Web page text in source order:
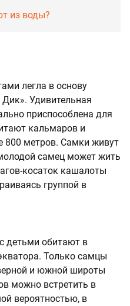
из воды?
легла в основу
Удивительная
приспособлена для
кальмаров и
800 метров. Самки живут
самец может жить
косаток кашалоты
группой в
детьми обитают в
Только самцы
и южной широты
можно встретить в
вероятностью, в